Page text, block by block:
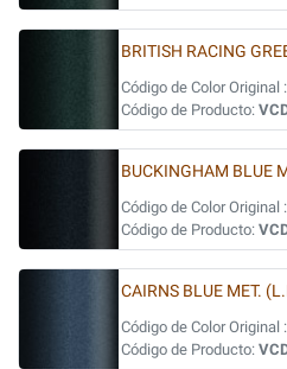
BRITISH RACING
Código de Color Original :
Código de Producto:
BUCKINGHAM BLUE
Código de Color Original :
Código de Producto:
CAIRNS BLUE MET.
Código de Color Original :
Código de Producto: